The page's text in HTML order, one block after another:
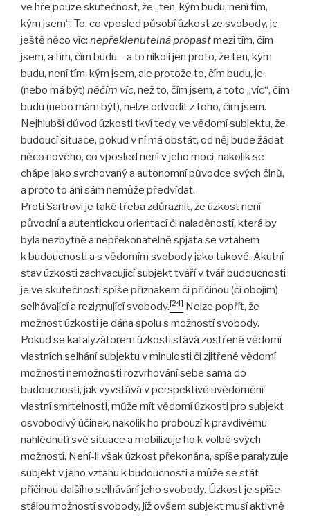
ve hře pouze skutečnost, že „ten, kým budu, není tím,
kým jsem“. To, co vposled působí úzkost ze svobody, je
ještě něco víc: nepřeklenutelná propastmezi tím, čím
jsem, a tím, čím budu – a to nikoli jen proto, že ten, kým
budu, není tím, kým jsem, ale protože to, čím budu, je
(nebo má být) něčím víc, než to, čím jsem, a toto „víc“, čím
budu (nebo mám být), nelze odvodit z toho, čím jsem.
Nejhlubší důvod úzkosti tkví tedy ve vědomí subjektu, že
budoucí situace, pokud v ní má obstát, od něj bude žádat
něco nového, co vposled není v jeho moci, nakolik se
chápe jako svrchovaný a autonomní původce svých činů,
a proto to ani sám nemůže předvídat.
Proti Sartrovi je také třeba zdůraznit, že úzkost není
původní a autentickou orientací či naladěností, která by
byla nezbytně a nepřekonatelně spjata se vztahem
k budoucnosti a s vědomím svobody jako takové. Akutní
stav úzkosti zachvacující subjekt tváří v tvář budoucnosti
je ve skutečnosti spíše příznakem či příčinou (či obojím)
selhávající a rezignující svobody.[24] Nelze popřít, že
možnost úzkosti je dána spolu s možností svobody.
Pokud se katalyzátorem úzkosti stává zostřené vědomí
vlastních selhání subjektu v minulosti či zjitřené vědomí
možnosti nemožnosti rozvrhování sebe sama do
budoucnosti, jak vyvstává v perspektivě uvědomění
vlastní smrtelnosti, může mít vědomí úzkosti pro subjekt
osvobodivý účinek, nakolik ho probouzí k pravdivému
nahlédnutí své situace a mobilizuje ho k volbě svých
možností. Není-li však úzkost překonána, spíše paralyzuje
subjekt v jeho vztahu k budoucnosti a může se stát
příčinou dalšího selhávání jeho svobody. Úzkost je spíše
stálou možností svobody, jíž ovšem subjekt musí aktivně